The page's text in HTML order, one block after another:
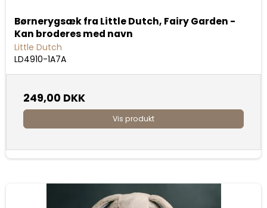
Børnerygsæk fra Little Dutch, Fairy Garden -
Kan broderes med navn
Little Dutch
LD4910-1A7A
249,00 DKK
Vis produkt